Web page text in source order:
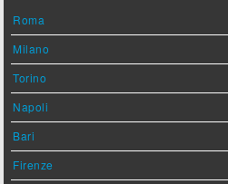
Roma
Milano
Torino
Napoli
Bari
Firenze